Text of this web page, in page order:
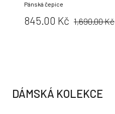
Pánská čepice
Cena:
845.00 Kč Původní
1,690.00 Kč
DÁMSKÁ KOLEKCE